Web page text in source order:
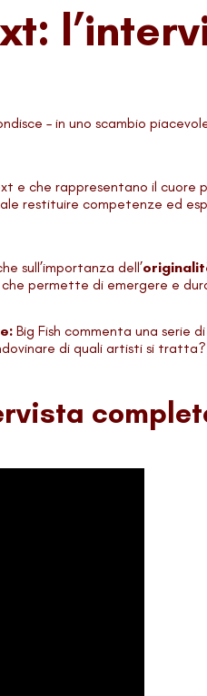
– in uno scambio
e che rappresentano il cuore
restituire competenze ed
sull’importanza dell’
permette di emergere e
Big Fish commenta una serie
di quali artisti si tratta?